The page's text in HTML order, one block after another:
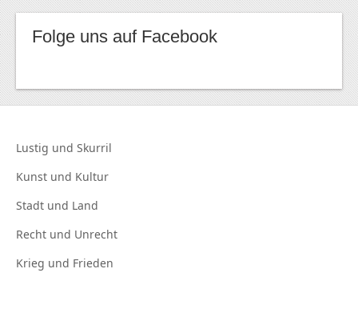
Folge uns auf Facebook
Lustig und Skurril
Kunst und Kultur
Stadt und Land
Recht und Unrecht
Krieg und Frieden